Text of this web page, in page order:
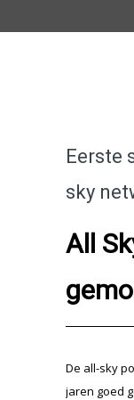
Eerste
sky
All
De all-sky
jaren goed